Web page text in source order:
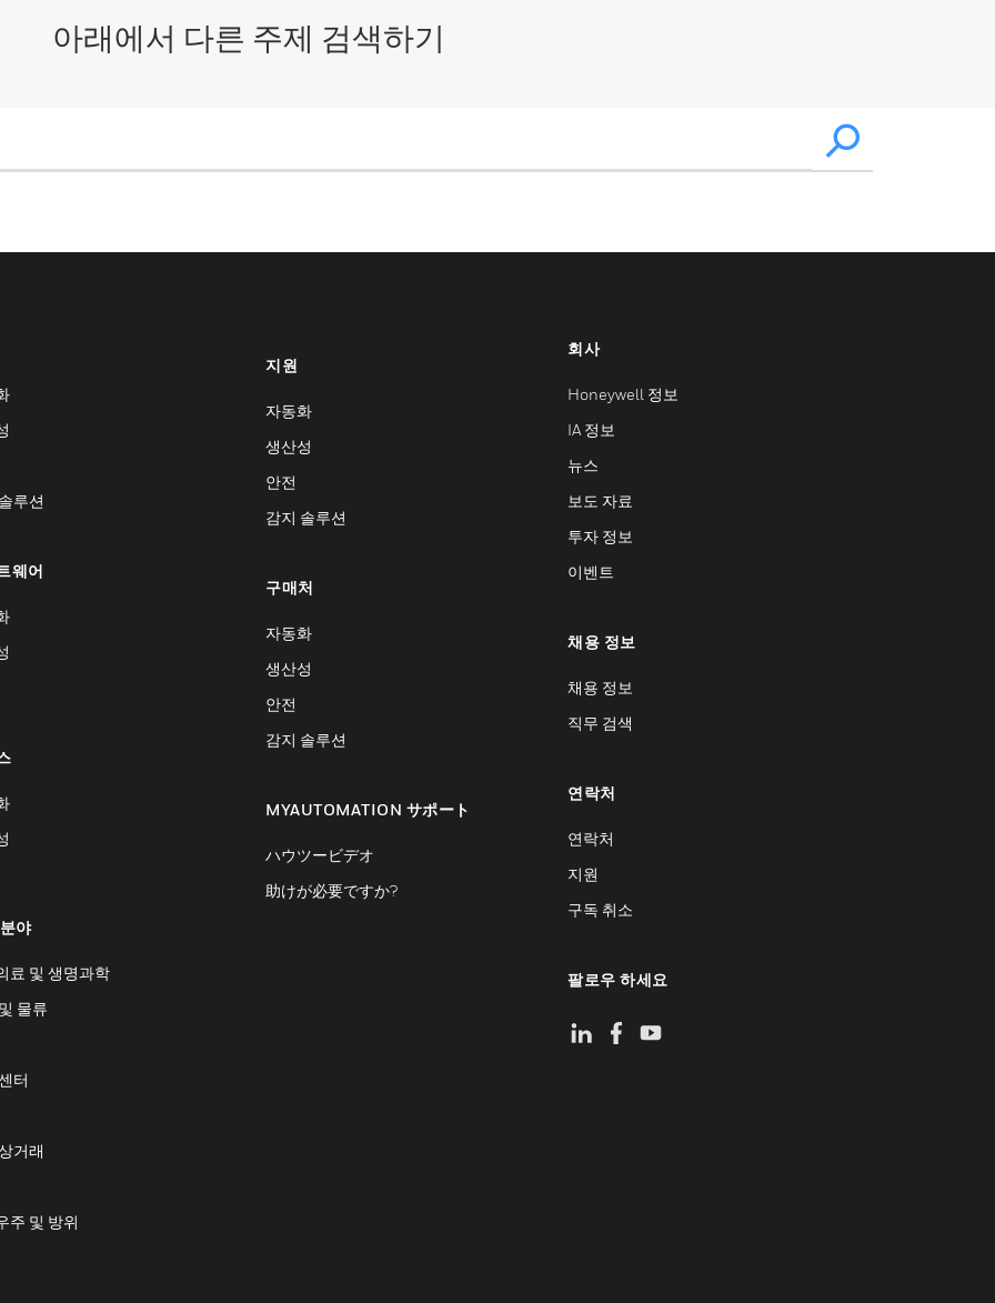
아래에서 다른 주제 검색하기
루션
웨어
야
료 및 생명과학
물류
터
거래
주 및 방위
지원
자동화
생산성
안전
감지 솔루션
구매처
자동화
생산성
안전
감지 솔루션
MYAUTOMATION サポート
ハウツービデオ
助けが必要ですか?
회사
Honeywell 정보
IA 정보
뉴스
보도 자료
투자 정보
이벤트
채용 정보
채용 정보
직무 검색
연락처
연락처
지원
구독 취소
팔로우 하세요